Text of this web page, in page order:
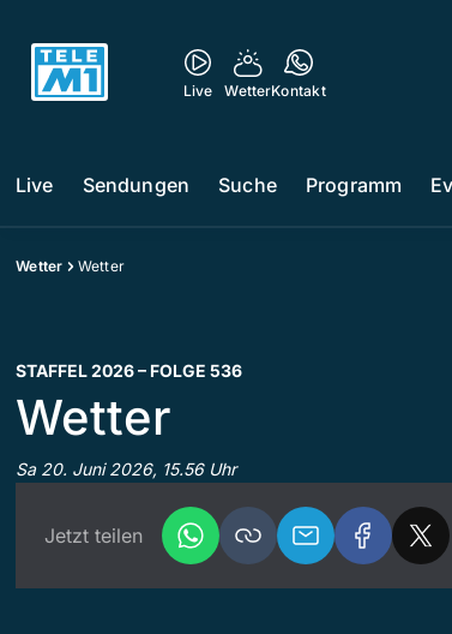
Live WetterKontakt
Live Sendungen Suche Programm
Wetter Wetter
STAFFEL 2026 – FOLGE 536
Wetter
Sa 20. Juni 2026, 15.56 Uhr
Jetzt teilen